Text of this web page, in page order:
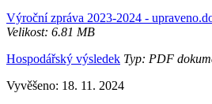
Výroční zpráva 2023-2024 -
Velikost: 6.81 MB
Hospodářský výsledek Typ: PDF
Vyvěšeno: 18. 11. 2024